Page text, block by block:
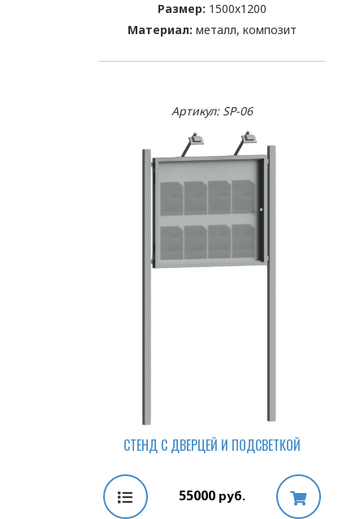
Размер: 1500х1200
Материал: металл, композит
Артикул: SP-06
СТЕНД С ДВЕРЦЕЙ И ПОДСВЕТКОЙ
55000руб.